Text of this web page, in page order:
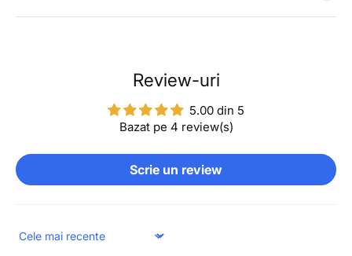
Review-uri
5.00 din 5
Bazat pe 4 review(s)
Scrie un review
Sort by